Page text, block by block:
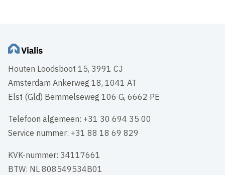
Houten Loodsboot 15, 3991 CJ
Amsterdam Ankerweg 18, 1041 AT
Elst (Gld) Bemmelseweg 106 G, 6662 PE
Telefoon algemeen: +31 30 694 35 00
Service nummer: +31 88 18 69 829
KVK-nummer: 34117661
BTW: NL 808549534B01